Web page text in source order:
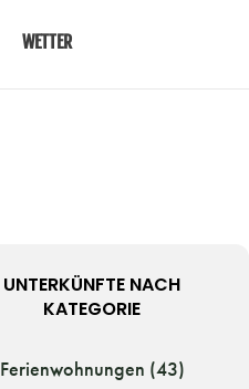
WETTER
UNTERKÜNFTE NACH
KATEGORIE
Ferienwohnungen (43)